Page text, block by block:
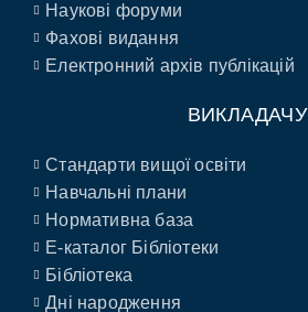
Наукові форуми
Фахові видання
Електронний архів публікацій
ВИКЛАДАЧУ
Стандарти вищої освіти
Навчальні плани
Нормативна база
E-каталог Бібліотеки
Бібліотека
Дні народження